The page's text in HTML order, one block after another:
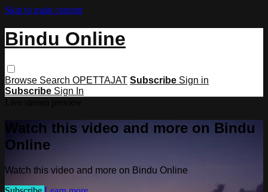
Skip to main content
Bindu Online
Browse Search OPETTAJAT Subscribe Sign in
Subscribe Sign In
Watch this video and more on Bindu
Online
Watch this video and more on Bindu Online